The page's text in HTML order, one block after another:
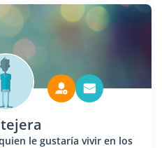
tejera
le gustaría vivir en los